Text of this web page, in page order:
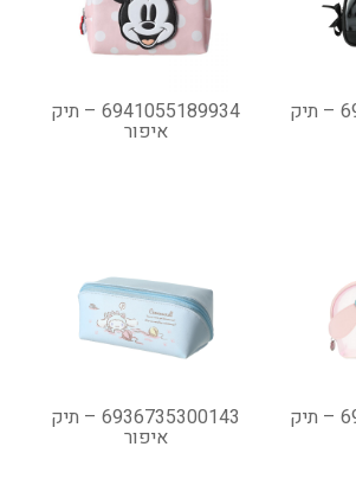
6936735385263 – תיק 6941055189934 – תיק
איפור
6941447593356 – תיק 6936735300143 – תיק
איפור